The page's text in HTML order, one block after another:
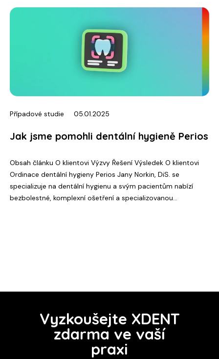
Případové studie 05.01.2025
Jak jsme pomohli dentální hygieně Perios
Obsah článku O klientovi Výzvy Řešení Výsledek O klientovi
Ordinace dentální hygieny Perios Jany Norkin, DiS. se
specializuje na dentální hygienu a svým pacientům nabízí
bezbolestné, komplexní ošetření a specializovanou…
Vyzkoušejte XDENT
zdarma ve vaší
praxi